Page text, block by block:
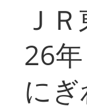
Ｊ
26
に